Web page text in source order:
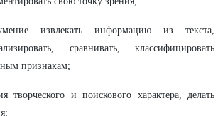
извлекать информацию из текста,
сравнивать, классифицировать
признакам;
творческого и поискового характера, делать